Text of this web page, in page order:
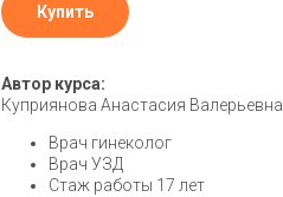
Купить
Автор курса:
Куприянова Анастасия Валерьевна
Врач гинеколог
Врач УЗД
Стаж работы 17 лет